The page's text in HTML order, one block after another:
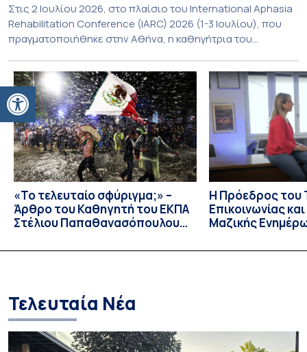
Ανοίξτε τη γραμμή εργαλείων
Στις 2 Ιουλίου 2026, στο πλαίσιο του International Aphasia
Rehabilitation Conference (IARC) 2026 (1-3 Ιουλίου), που
πραγματοποιήθηκε στην Αθήνα, η καθηγήτρια του
Πανεπιστημίου Αθηνών, Σπυριδούλα Βαρλοκώστα,
παρουσίασε το LexiGram, ένα καινοτόμο, σταθμισμένο
εργαλείο αξιολόγησης των λεξικών και γραμματικών
διαταραχών σε ελληνόφωνους ασθενείς με αφασία. Η
αφασία είναι επίκτητη γλωσσική […]
«Το τελευταίο σφύριγμα;» –
Άρθρο του Καθηγητή του ΕΚΠΑ
Στέλιου Παπαθανασόπουλου
Η Πρόεδρος του
Επικοινωνίας
Μαζικής
Καθηγήτρια
Τελευταία Νέα